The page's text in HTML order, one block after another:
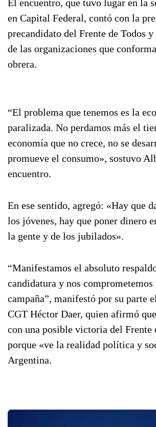
El encuentro, que tuvo lugar en la
en Capital Federal, contó con la
precandidato del Frente de Todos
de las organizaciones que
obrera.
“El problema que tenemos es la
paralizada. No perdamos más el
economía que no crece, no se
promueve el consumo», sostuvo
encuentro.
En ese sentido, agregó: «Hay que
los jóvenes, hay que poner dinero
la gente y de los jubilados».
“Manifestamos el absoluto
candidatura y nos comprometemos
campaña”, manifestó por su parte
CGT Héctor Daer, quien afirmó
con una posible victoria del Frente
porque «ve la realidad política y
Argentina.